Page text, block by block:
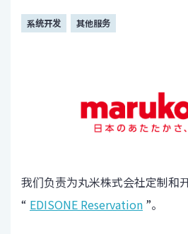
系统开发 其他服务
我们负责为丸米株式会社定制和
“ EDISONE Reservation ”。